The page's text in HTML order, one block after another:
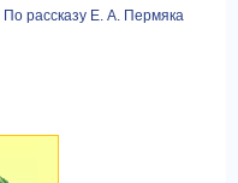
По рассказу Е. А. Пермяка